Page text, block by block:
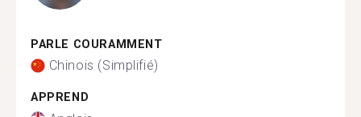
PARLE COURAMMENT
Chinois (Simplifié)
APPREND